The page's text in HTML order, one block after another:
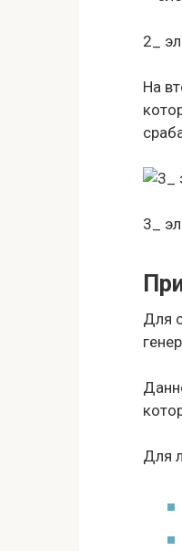
2_
На
3_
Для
Для